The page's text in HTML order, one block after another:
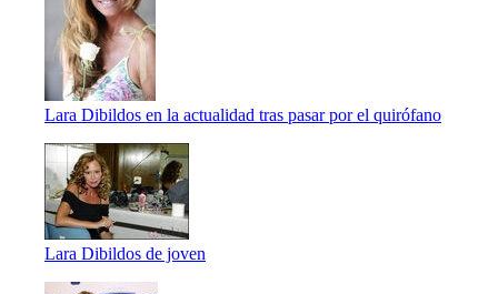
Lara Dibildos en la actualidad tras pasar por el quirófano
Lara Dibildos de joven